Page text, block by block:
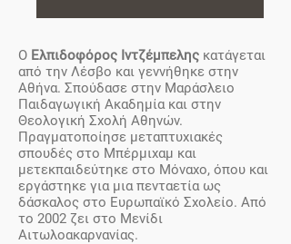
Ο Ελπιδοφόρος Ιντζέμπελης κατάγεται
από την Λέσβο και γεννήθηκε στην
Αθήνα. Σπούδασε στην Μαράσλειο
Παιδαγωγική Ακαδημία και στην
Θεολογική Σχολή Αθηνών.
Πραγματοποίησε μεταπτυχιακές
σπουδές στο Μπέρμιχαμ και
μετεκπαιδεύτηκε στο Μόναχο, όπου και
εργάστηκε για μια πενταετία ως
δάσκαλος στο Ευρωπαϊκό Σχολείο. Από
το 2002 ζει στο Μενίδι
Αιτωλοακαρνανίας.